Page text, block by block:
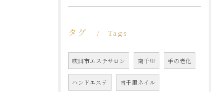
タグ Tags
吹田市エステサロン 南千里 手の老化
ハンドエステ 南千里ネイル